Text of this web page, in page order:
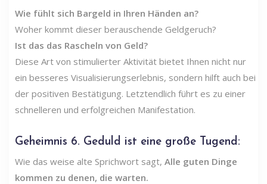
Wie fühlt sich Bargeld in Ihren Händen an?
Woher kommt dieser berauschende Geldgeruch?
Ist das das Rascheln von Geld?
Diese Art von stimulierter Aktivität bietet Ihnen nicht nur
ein besseres Visualisierungserlebnis, sondern hilft auch bei
der positiven Bestätigung. Letztendlich führt es zu einer
schnelleren und erfolgreichen Manifestation.
Geheimnis 6. Geduld ist eine große Tugend:
Wie das weise alte Sprichwort sagt, Alle guten Dinge
kommen zu denen, die warten.